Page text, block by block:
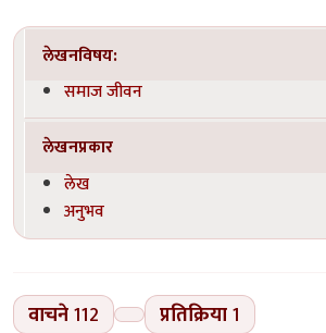
लेखनविषय:
समाज जीवन
लेखनप्रकार
लेख
अनुभव
वाचने112 प्रतिक्रिया1